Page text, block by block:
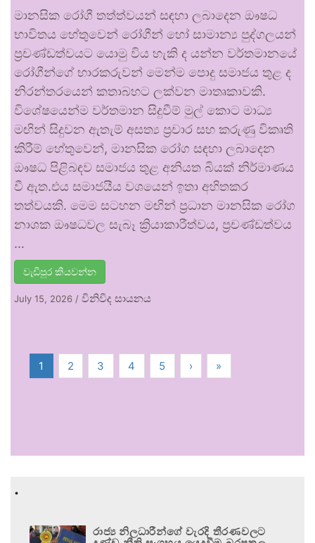
මානසික රෝගී තත්ත්වයන් සඳහා ලබාදෙන ඖෂධ
භාවිතය හේතුවෙන් රෝගීන් හෝ සාමාන්‍ය පුද්ගලයන්
ප්‍රචණ්ඩත්වයට යොමු විය හැකි ද යන්න වර්තමානයේ
රෝගීන්ගේ භාරකරුවන් මෙන්ම පොදු සමාජය තුළ ද
නිරන්තරයෙන් කතාබහට ලක්වන මාතෘකාවකි.
විශේෂයෙන්ම වර්තමාන සිදුවීම් මුල් කොට මාධ්‍ය
මඟින් සිදුවන ඇතැම් අසත්‍ය ප්‍රචාර සහ කරුණු විකෘති
කිරීම් හේතුවෙන්, මානසික රෝග සඳහා ලබාදෙන
ඖෂධ පිළිබඳව සමාජය තුළ අනියත බියක් නිර්මාණය
වී ඇත.එය සමාජයීය වශයෙන් ඉතා අහිතකර
තත්වයකි. මෙම සටහන මඟින් ප්‍රධාන මානසික රෝග
නාශක ඖෂධවල සැබෑ ක්‍රියාකාරීත්වය, ප්‍රචණ්ඩත්වය
…
වැඩිපුර කියවන්න
July 15, 2026 / විනිවිද සායනය
1 2 3 4 5 › »
.
රාජ්‍ය නිලධාරීන්ගේ වැරදි තීරණවලට